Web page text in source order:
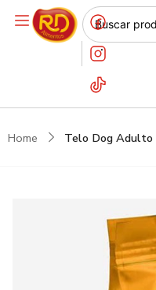
Home Telo Dog Adulto